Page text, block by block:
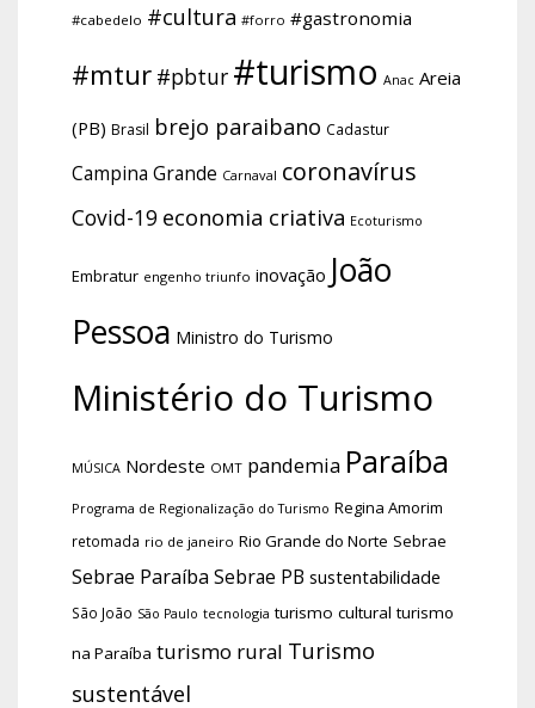
#cabedelo #cultura #forro #gastronomia
#mtur #pbtur #turismo Anac Areia
(PB) Brasil brejo paraibano Cadastur
Campina Grande Carnaval coronavírus
Covid-19 economia criativa Ecoturismo
Embratur engenho triunfo inovação João
Pessoa Ministro do Turismo
Ministério do Turismo
MÚSICA Nordeste OMT pandemia Paraíba
Programa de Regionalização do Turismo Regina Amorim
retomada rio de janeiro Rio Grande do Norte Sebrae
Sebrae Paraíba Sebrae PB sustentabilidade
São João São Paulo tecnologia turismo cultural turismo
na Paraíba turismo rural Turismo
sustentável